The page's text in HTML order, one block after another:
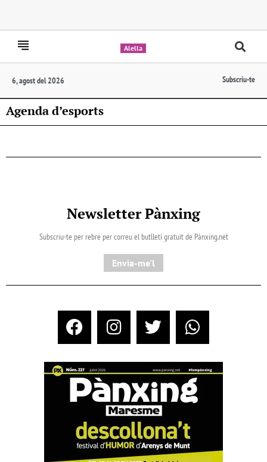
Alella
6, agost del 2026 Subscriu-te
Agenda d’esports
Newsletter Pànxing
Subscriu-te per rebre per correu el butlletí gratuït de Pànxing.net​
Envia-me'l